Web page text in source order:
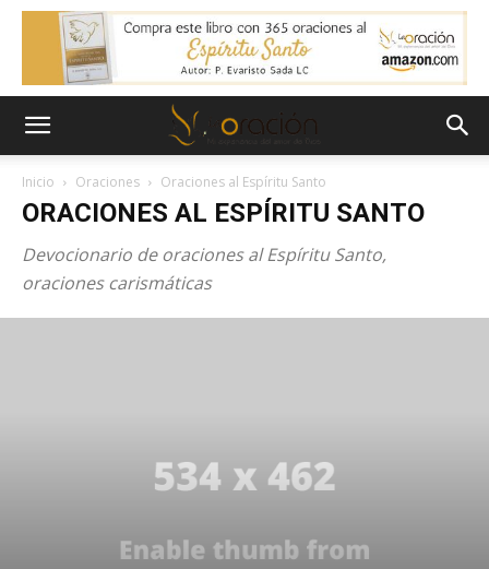
Inicio Oraciones Oraciones al Espíritu Santo
ORACIONES AL ESPÍRITU SANTO
Devocionario de oraciones al Espíritu Santo,
oraciones carismáticas